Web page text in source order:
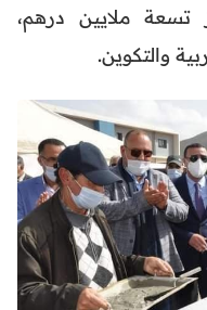
تسعة ملايين درهم،
والتكوين.